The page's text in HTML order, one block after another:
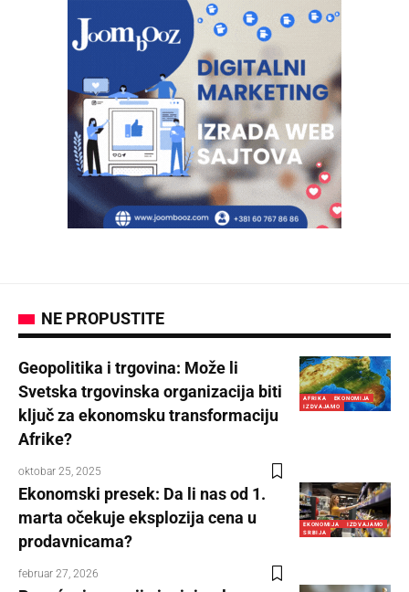
NE PROPUSTITE
AFRIKA
EKONOMIJA
IZDVAJAMO
Geopolitika i trgovina: Može li
Svetska trgovinska organizacija biti
ključ za ekonomsku transformaciju
Afrike?
oktobar 25, 2025
EKONOMIJA
IZDVAJAMO
SRBIJA
Ekonomski presek: Da li nas od 1.
marta očekuje eksplozija cena u
prodavnicama?
februar 27, 2026